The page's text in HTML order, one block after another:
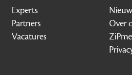
Experts
Partners
Vacatures
Over